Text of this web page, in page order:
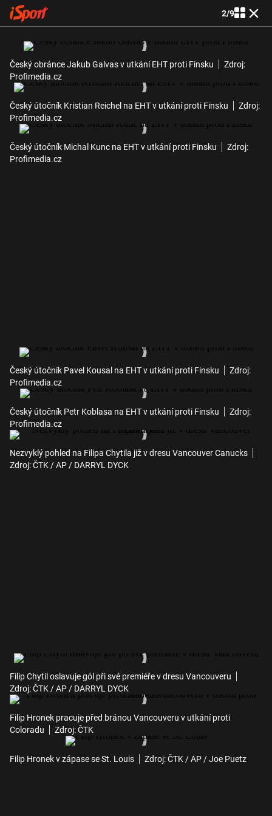
2/9
Český obránce Jakub Galvas v utkání EHT proti Finsku
Zdroj:
Profimedia.cz
Český útočník Kristian Reichel na EHT v utkání proti Finsku
Zdroj:
Profimedia.cz
Český útočník Michal Kunc na EHT v utkání proti Finsku
Zdroj:
Profimedia.cz
Český útočník Pavel Kousal na EHT v utkání proti Finsku
Zdroj:
Profimedia.cz
Český útočník Petr Koblasa na EHT v utkání proti Finsku
Zdroj:
Profimedia.cz
Nezvyklý pohled na Filipa Chytila již v dresu Vancouver Canucks
Zdroj: ČTK / AP / DARRYL DYCK
Filip Chytil oslavuje gól při své premiéře v dresu Vancouveru
Zdroj: ČTK / AP / DARRYL DYCK
Filip Hronek pracuje před bránou Vancouveru v utkání proti
Coloradu
Zdroj: ČTK
Filip Hronek v zápase se St. Louis Zdroj: ČTK / AP / Joe Puetz